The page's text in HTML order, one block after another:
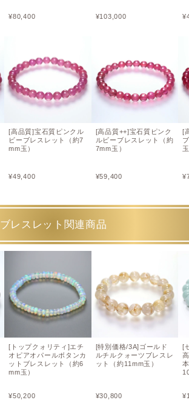
¥80,400
[高品質]宝石質ピンクル
ビーブレスレット（約7
mm玉）
¥49,400
¥103,000
[高品質++]宝石質ピンク
ルビーブレスレット（約
7mm玉）
¥59,400
¥
[
¥
ブレスレット関連商品
[トップクォリティ]エチ
オピアオパールボタンカ
ットブレスレット（約6
mm玉）
¥50,200
[特別価格/3A]ゴールド
ルチルクォーツブレスレ
ット（約11mm玉）
¥30,800
[
¥